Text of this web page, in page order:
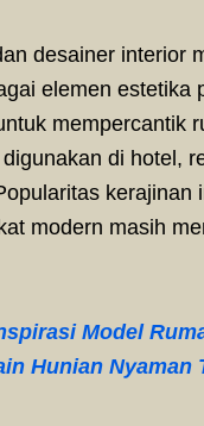
desainer interior
elemen estetika
mempercantik
di hotel,
kerajinan
modern masih
Model
Hunian Nyaman